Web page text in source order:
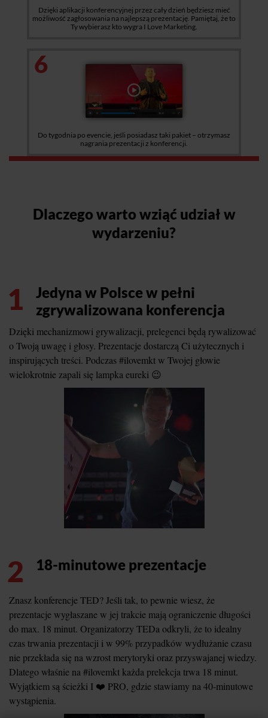
Dzięki aplikacji konferencyjnej przez cały dzień będziesz mieć
możliwość zagłosowania na najlepszą prezentację. Pamiętaj, że to
Ty wybierasz kto wygra I Love Marketing.
6
Do tygodnia po evencie, jeśli posiadasz taki pakiet – otrzymasz
nagrania prezentacji z konferencji.
Dlaczego warto wziąć udział w
wydarzeniu?
1
Jedyna w Polsce w pełni
zgrywalizowana konferencja
Dzięki mechanizmowi grywalizacji, prelegenci będą rywalizować
o Twoją uwagę i głosy. Prezentacje dostarczą Ci użytecznych i
inspirujących treści. Podczas #ilovemkt w Twojej głowie
wielokrotnie zapali się lampka eureki 😉
2 18-minutowe prezentacje
Znasz konferencje TED? Jeśli tak, to pewnie wiesz, że
prezentacje wygłaszane w jej trakcie mają ograniczenie długości
do max. 18 minut. Organizatorzy TEDa odkryli, że to idealny
czas trwania prezentacji i w 99% przypadków wydłużanie czasu
nie przekłada się na wzrost merytoryki oraz przyswajanej wiedzy.
Dlatego właśnie na #ilovemkt każda prelekcja trwa 18 minut.
Wyjątkiem są ścieżki I ❤️ PRO, gdzie stawiamy na 40-minutowe
wystąpienia.